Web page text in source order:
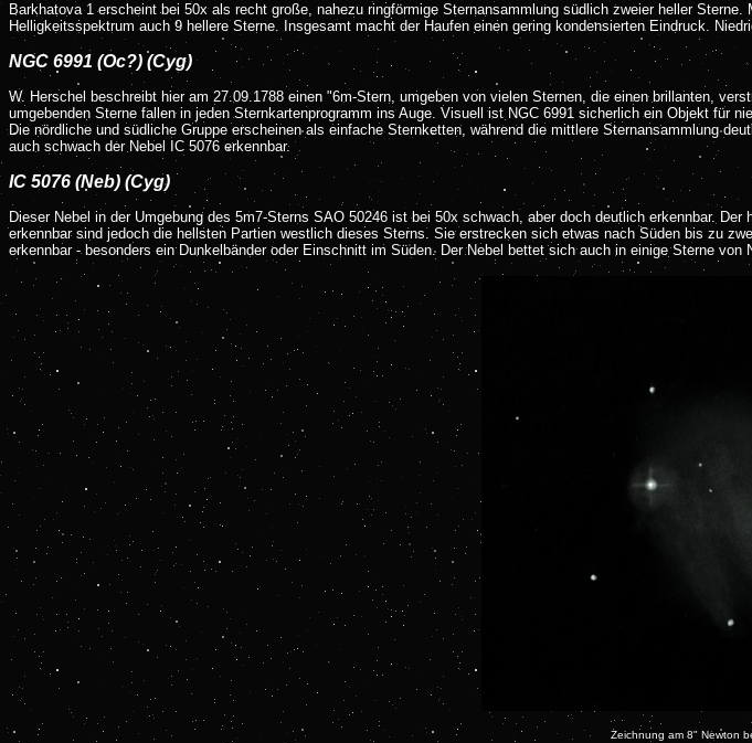
Barkhatova 1 erscheint bei 50x als recht große, nahezu ringförmige Sternansammlung südlich zweier heller
Helligkeitsspektrum auch 9 hellere Sterne. Insgesamt macht der Haufen einen gering kondensierten Eindruck.
NGC 6991 (Oc?) (Cyg)
W. Herschel beschreibt hier am 27.09.1788 einen "6m-Stern, umgeben von vielen Sternen, die einen brillanten,
umgebenden Sterne fallen in jeden Sternkartenprogramm ins Auge. Visuell ist NGC 6991 sicherlich ein Objekt für
Die nördliche und südliche Gruppe erscheinen als einfache Sternketten, während die mittlere Sternansammlung
auch schwach der Nebel IC 5076 erkennbar.
IC 5076 (Neb) (Cyg)
Dieser Nebel in der Umgebung des 5m7-Sterns SAO 50246 ist bei 50x schwach, aber doch deutlich erkennbar.
erkennbar sind jedoch die hellsten Partien westlich dieses Sterns. Sie erstrecken sich etwas nach Süden bis zu
erkennbar - besonders ein Dunkelbänder oder Einschnitt im Süden. Der Nebel bettet sich auch in einige Sterne von
Zeichnung am 8" Newton